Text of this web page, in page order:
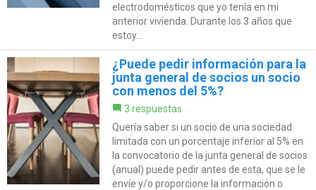
electrodomésticos que yo tenía en mi
anterior vivienda. Durante los 3 años que
estoy...
¿Puede pedir información para la
junta general de socios un socio
con menos del 5%?
3 respuestas
Quería saber si un socio de una sociedad
limitada con un porcentaje inferior al 5% en
la convocatorio de la junta general de socios
(anual) puede pedir antes de esta, que se le
envíe y/o proporcione la información o